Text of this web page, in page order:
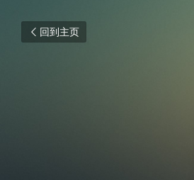
回到主页